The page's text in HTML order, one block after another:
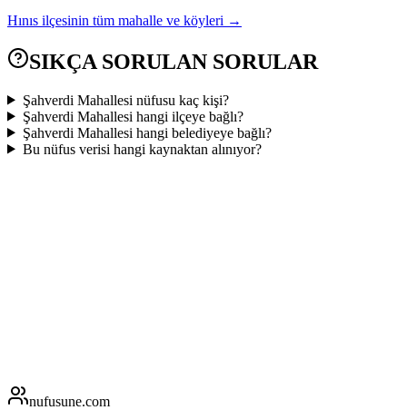
Hınıs ilçesinin tüm mahalle ve köyleri →
SIKÇA SORULAN SORULAR
Şahverdi Mahallesi nüfusu kaç kişi?
Şahverdi Mahallesi hangi ilçeye bağlı?
Şahverdi Mahallesi hangi belediyeye bağlı?
Bu nüfus verisi hangi kaynaktan alınıyor?
nufusune.com